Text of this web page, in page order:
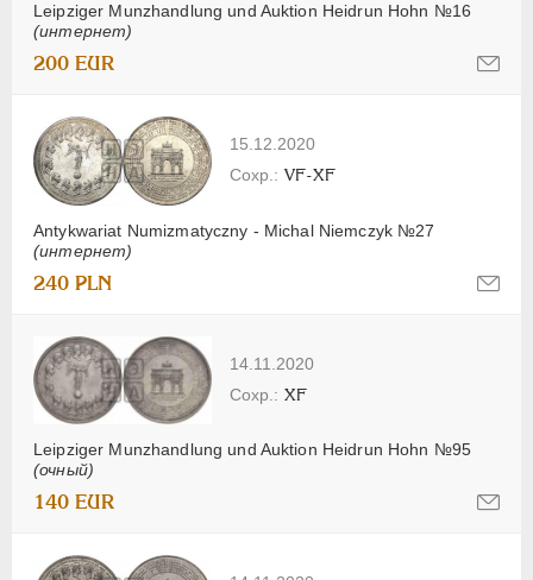
Leipziger Munzhandlung und Auktion Heidrun Hohn №16
(интернет)
200 EUR
15.12.2020
Antykwariat Numizmatyczny - Michal Niemczyk №27
(интернет)
VF-XF
240 PLN
14.11.2020
Leipziger Munzhandlung und Auktion Heidrun Hohn №95
(очный)
XF
140 EUR